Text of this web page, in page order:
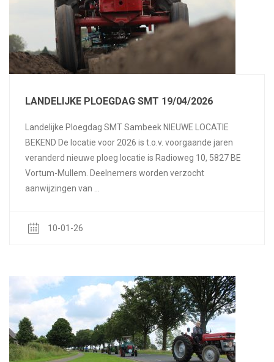
LANDELIJKE PLOEGDAG SMT 19/04/2026
Landelijke Ploegdag SMT Sambeek NIEUWE LOCATIE
BEKEND De locatie voor 2026 is t.o.v. voorgaande jaren
veranderd nieuwe ploeg locatie is Radioweg 10, 5827 BE
Vortum-Mullem. Deelnemers worden verzocht
aanwijzingen van ...
10-01-26